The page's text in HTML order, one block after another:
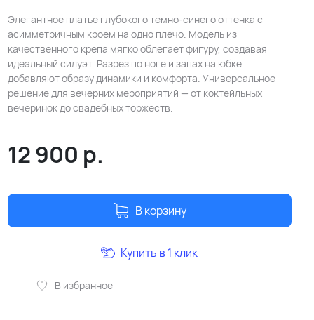
Элегантное платье глубокого темно-синего оттенка с
асимметричным кроем на одно плечо. Модель из
качественного крепа мягко облегает фигуру, создавая
идеальный силуэт. Разрез по ноге и запах на юбке
добавляют образу динамики и комфорта. Универсальное
решение для вечерних мероприятий — от коктейльных
вечеринок до свадебных торжеств.
12 900 р.
В корзину
В избранное
Купить в 1 клик